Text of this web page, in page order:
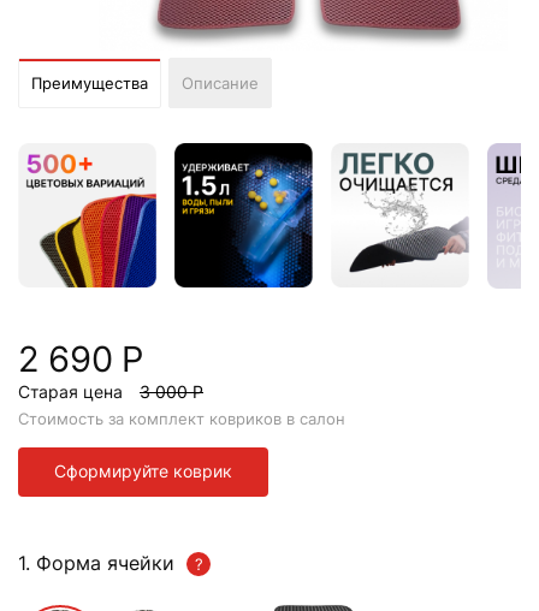
Преимущества Описание
2 690 Р
Старая цена 3 000 Р
Стоимость за комплект ковриков в салон
Сформируйте коврик
1. Форма ячейки